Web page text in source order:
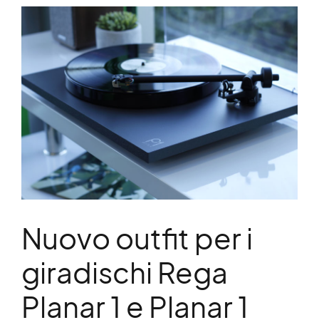
Nuovo outfit per i
giradischi Rega
Planar 1 e Planar 1